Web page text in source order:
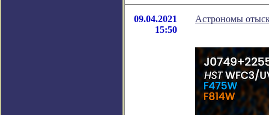
09.04.2021
15:50
Астрономы